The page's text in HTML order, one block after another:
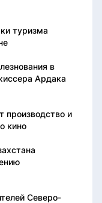
туризма
в
Ардака
производство и
кино
Северо-